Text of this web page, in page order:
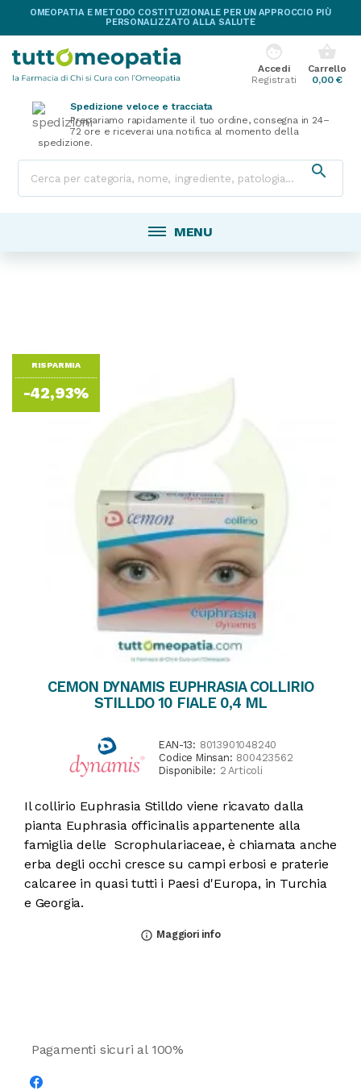
OMEOPATIA E METODO COSTITUZIONALE PER UN APPROCCIO PIÙ
PERSONALIZZATO ALLA SALUTE
shopping_basket
Carrello
0,00 €
face
Accedi
Registrati
Spedizione veloce e tracciata
Prepariamo rapidamente il tuo ordine, consegna in 24–
72 ore e riceverai una notifica al momento della
spedizione.

MENU
RISPARMIA
-42,93%
CEMON DYNAMIS EUPHRASIA COLLIRIO
STILLDO 10 FIALE 0,4 ML
EAN-13: 8013901048240
Codice Minsan: 800423562
Disponibile: 2 Articoli
Il collirio Euphrasia Stilldo viene ricavato dalla
pianta Euphrasia officinalis appartenente alla
famiglia delle Scrophulariaceae, è chiamata anche
erba degli occhi cresce su campi erbosi e praterie
calcaree in quasi tutti i Paesi d'Europa, in Turchia
e Georgia.
info_outline Maggiori info
Pagamenti sicuri al 100%